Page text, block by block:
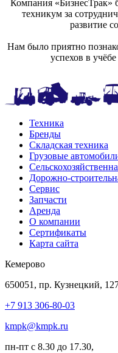
Компания «БизнесТрак»
техникум за
развитие
Нам было приятно
успехов в
Техника
Бренды
Складская техника
Грузовые
Дорожно-
Сервис
Запчасти
Аренда
О компании
Сертификаты
Карта сайта
Кемерово
650051, пр. Кузнецкий,
+7 913 306-80-03
kmpk@kmpk.ru
пн-пт с 8.30 до 17.30,